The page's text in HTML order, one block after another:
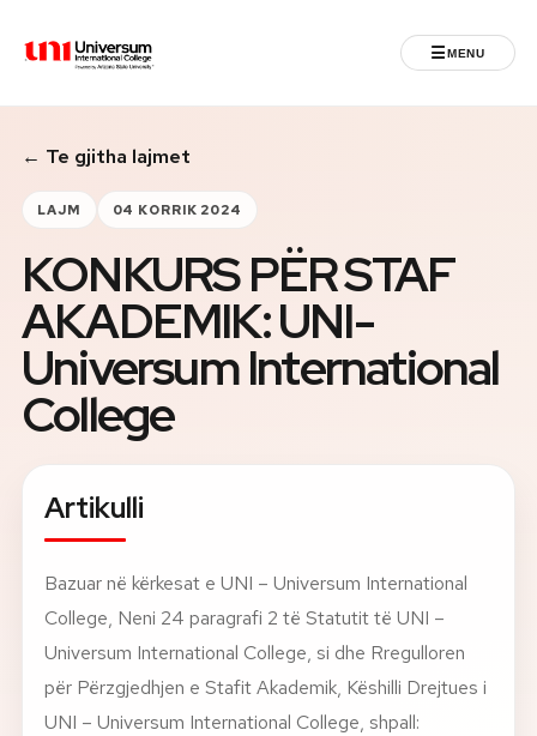
Universum University ☰MENU
MENU
Ballina
Regjistrimet
Programet
Jeta Studentore
Fuqizuar nga ASU
Rreth nesh
Lajme
Kontakti
← Te gjitha lajmet
LAJM 04 KORRIK 2024
KONKURS PËR STAF
AKADEMIK: UNI-
Universum International
College
Artikulli
Bazuar në kërkesat e UNI – Universum International
College, Neni 24 paragrafi 2 të Statutit të UNI –
Universum International College, si dhe Rregulloren
për Përzgjedhjen e Stafit Akademik, Këshilli Drejtues i
UNI – Universum International College, shpall: